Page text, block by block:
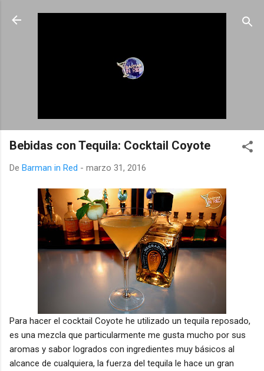
Ir al contenido principal
Bebidas con Tequila: Cocktail Coyote
De Barman in Red - marzo 31, 2016
Para hacer el cocktail Coyote he utilizado un tequila reposado,
es una mezcla que particularmente me gusta mucho por sus
aromas y sabor logrados con ingredientes muy básicos al
alcance de cualquiera, la fuerza del tequila le hace un gran